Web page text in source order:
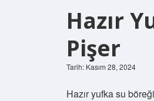
Hazır
Pişer
Tarih: Kasım 28, 2024
Hazır yufka su